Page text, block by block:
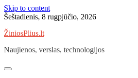
Skip to content
Šeštadienis, 8 rugpjūčio, 2026
ŽiniosPlius.lt
Naujienos, verslas, technologijos